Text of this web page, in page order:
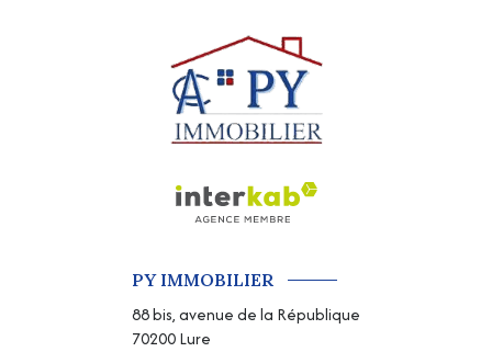
PY IMMOBILIER
88 bis, avenue de la République
70200Lure